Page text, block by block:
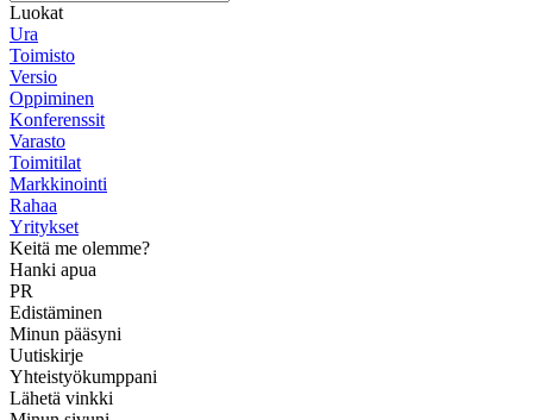
Luokat
Ura
Toimisto
Versio
Oppiminen
Konferenssit
Varasto
Toimitilat
Markkinointi
Rahaa
Yritykset
Keitä me olemme?
Hanki apua
PR
Edistäminen
Minun pääsyni
Uutiskirje
Yhteistyökumppani
Lähetä vinkki